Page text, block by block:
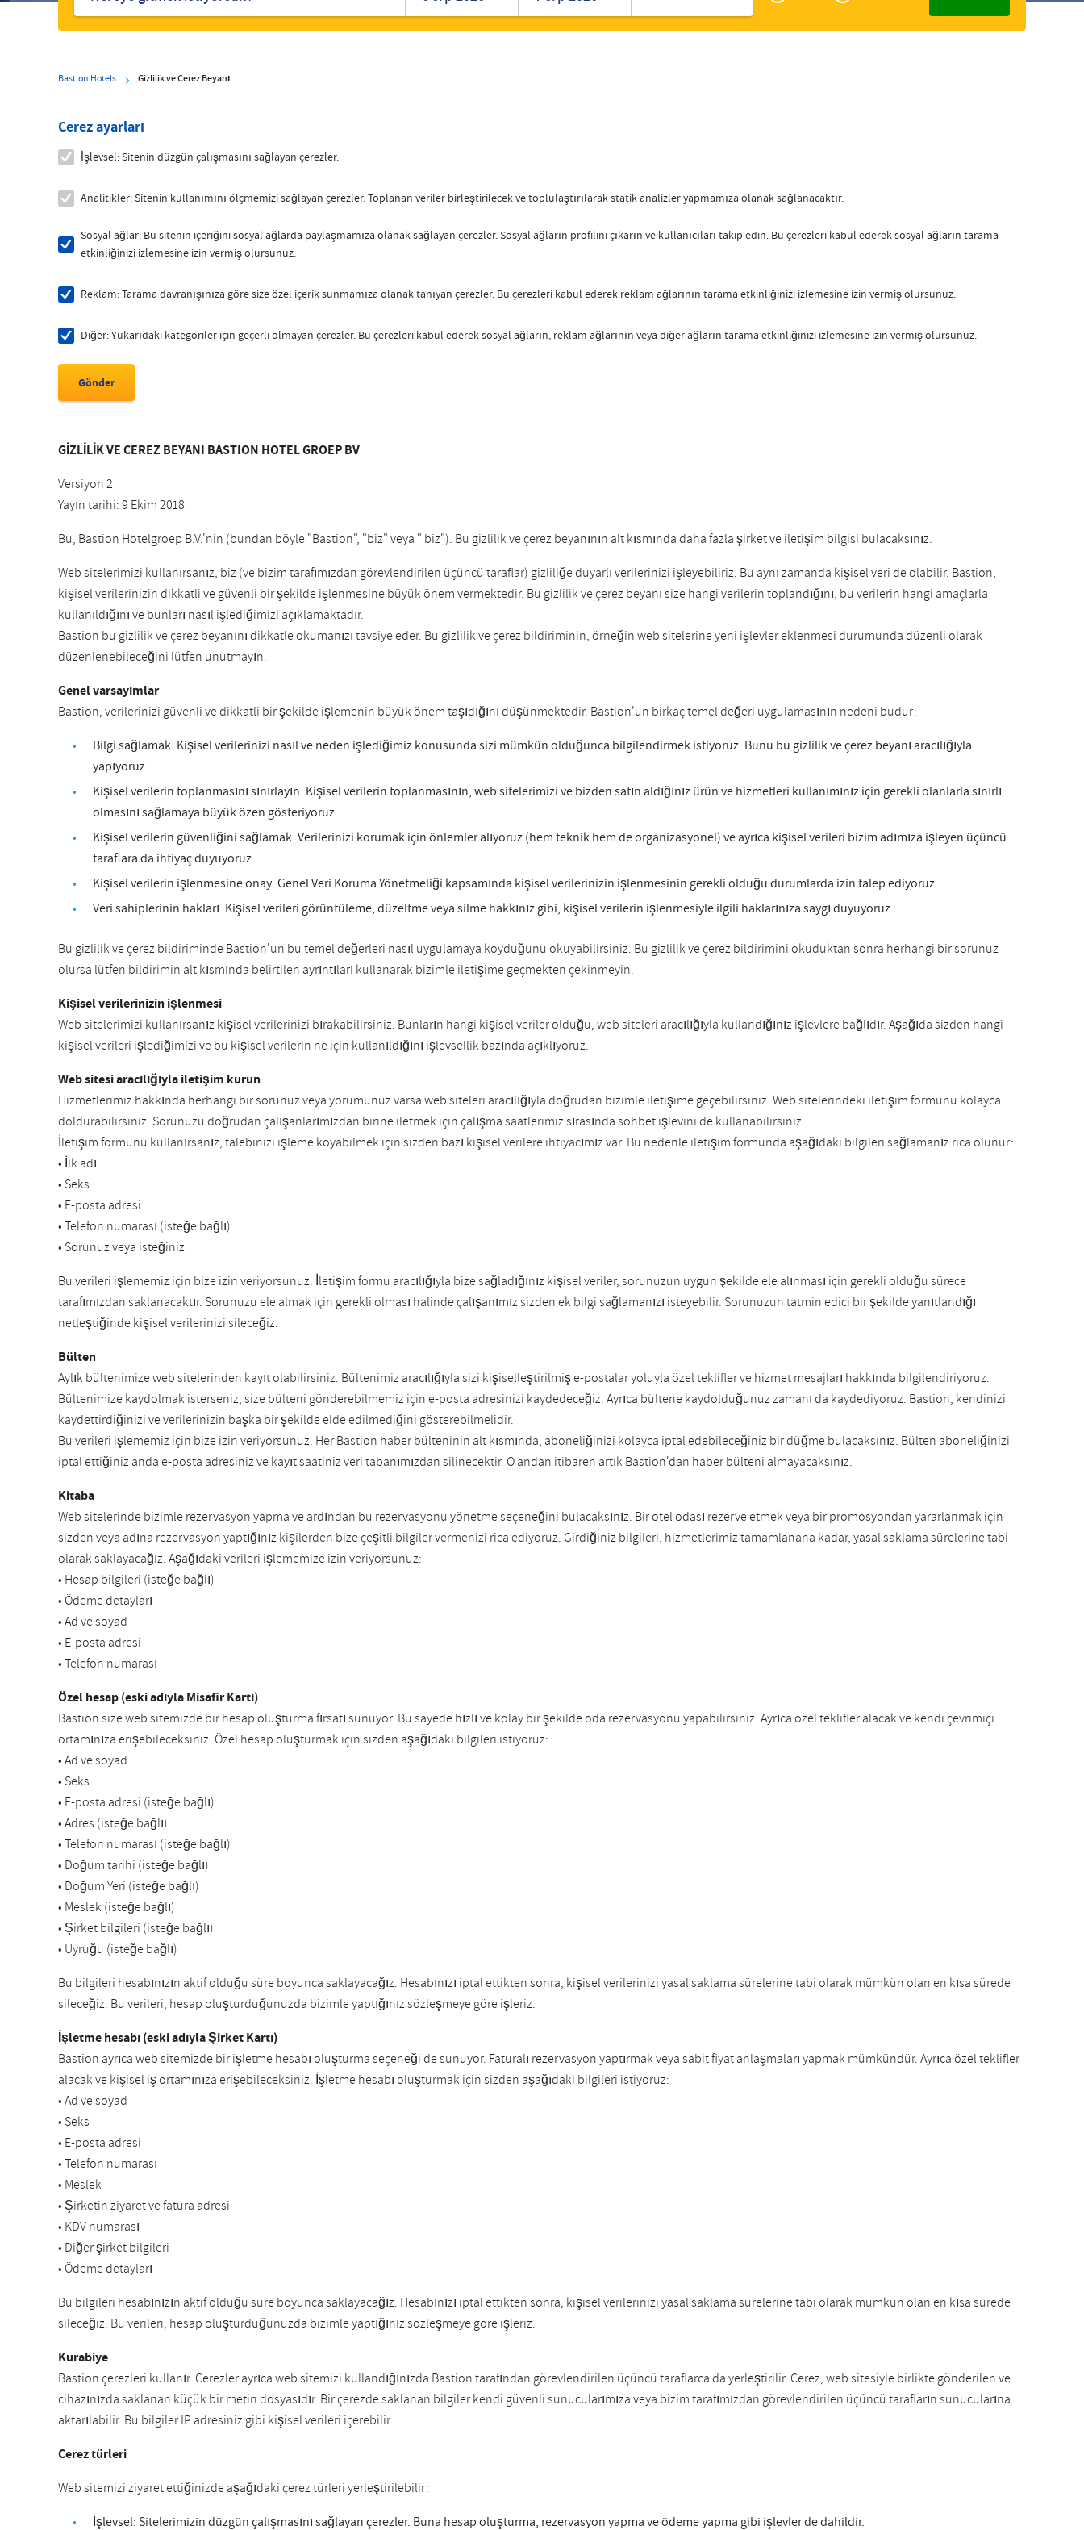
Romanian Turkish
Bastion Hotels Gizlilik ve Çerez Beyanı
Çerez ayarları
İşlevsel: Sitenin düzgün çalışmasını sağlayan çerezler.
Analitikler: Sitenin kullanımını ölçmemizi sağlayan çerezler. Toplanan veriler birleştirilecek ve toplulaştırılarak statik analizler yapmamıza olanak sağlanacaktır.
Sosyal ağlar: Bu sitenin içeriğini sosyal ağlarda paylaşmamıza olanak sağlayan çerezler. Sosyal ağların profilini çıkarın ve kullanıcıları takip edin. Bu çerezleri kabul ederek sosyal ağların tarama
etkinliğinizi izlemesine izin vermiş olursunuz.
Reklam: Tarama davranışınıza göre size özel içerik sunmamıza olanak tanıyan çerezler. Bu çerezleri kabul ederek reklam ağlarının tarama etkinliğinizi izlemesine izin vermiş olursunuz.
Diğer: Yukarıdaki kategoriler için geçerli olmayan çerezler. Bu çerezleri kabul ederek sosyal ağların, reklam ağlarının veya diğer ağların tarama etkinliğinizi izlemesine izin vermiş olursunuz.
GİZLİLİK VE ÇEREZ BEYANI BASTION HOTEL GROEP BV
Versiyon 2
Yayın tarihi: 9 Ekim 2018
Bu, Bastion Hotelgroep B.V.'nin (bundan böyle "Bastion", "biz" veya " biz"). Bu gizlilik ve çerez beyanının alt kısmında daha fazla şirket ve iletişim bilgisi bulacaksınız.
Web sitelerimizi kullanırsanız, biz (ve bizim tarafımızdan görevlendirilen üçüncü taraflar) gizliliğe duyarlı verilerinizi işleyebiliriz. Bu aynı zamanda kişisel veri de olabilir. Bastion,
kişisel verilerinizin dikkatli ve güvenli bir şekilde işlenmesine büyük önem vermektedir. Bu gizlilik ve çerez beyanı size hangi verilerin toplandığını, bu verilerin hangi amaçlarla
kullanıldığını ve bunları nasıl işlediğimizi açıklamaktadır.
Bastion bu gizlilik ve çerez beyanını dikkatle okumanızı tavsiye eder. Bu gizlilik ve çerez bildiriminin, örneğin web sitelerine yeni işlevler eklenmesi durumunda düzenli olarak
düzenlenebileceğini lütfen unutmayın.
Genel varsayımlar
Bastion, verilerinizi güvenli ve dikkatli bir şekilde işlemenin büyük önem taşıdığını düşünmektedir. Bastion'un birkaç temel değeri uygulamasının nedeni budur:
Bilgi sağlamak. Kişisel verilerinizi nasıl ve neden işlediğimiz konusunda sizi mümkün olduğunca bilgilendirmek istiyoruz. Bunu bu gizlilik ve çerez beyanı aracılığıyla
yapıyoruz.
Kişisel verilerin toplanmasını sınırlayın. Kişisel verilerin toplanmasının, web sitelerimizi ve bizden satın aldığınız ürün ve hizmetleri kullanımınız için gerekli olanlarla sınırlı
olmasını sağlamaya büyük özen gösteriyoruz.
Kişisel verilerin güvenliğini sağlamak. Verilerinizi korumak için önlemler alıyoruz (hem teknik hem de organizasyonel) ve ayrıca kişisel verileri bizim adımıza işleyen üçüncü
taraflara da ihtiyaç duyuyoruz.
Kişisel verilerin işlenmesine onay. Genel Veri Koruma Yönetmeliği kapsamında kişisel verilerinizin işlenmesinin gerekli olduğu durumlarda izin talep ediyoruz.
Veri sahiplerinin hakları. Kişisel verileri görüntüleme, düzeltme veya silme hakkınız gibi, kişisel verilerin işlenmesiyle ilgili haklarınıza saygı duyuyoruz.
Bu gizlilik ve çerez bildiriminde Bastion'un bu temel değerleri nasıl uygulamaya koyduğunu okuyabilirsiniz. Bu gizlilik ve çerez bildirimini okuduktan sonra herhangi bir sorunuz
olursa lütfen bildirimin alt kısmında belirtilen ayrıntıları kullanarak bizimle iletişime geçmekten çekinmeyin.
Kişisel verilerinizin işlenmesi
Web sitelerimizi kullanırsanız kişisel verilerinizi bırakabilirsiniz. Bunların hangi kişisel veriler olduğu, web siteleri aracılığıyla kullandığınız işlevlere bağlıdır. Aşağıda sizden hangi
kişisel verileri işlediğimizi ve bu kişisel verilerin ne için kullanıldığını işlevsellik bazında açıklıyoruz.
Web sitesi aracılığıyla iletişim kurun
Hizmetlerimiz hakkında herhangi bir sorunuz veya yorumunuz varsa web siteleri aracılığıyla doğrudan bizimle iletişime geçebilirsiniz. Web sitelerindeki iletişim formunu kolayca
doldurabilirsiniz. Sorunuzu doğrudan çalışanlarımızdan birine iletmek için çalışma saatlerimiz sırasında sohbet işlevini de kullanabilirsiniz.
İletişim formunu kullanırsanız, talebinizi işleme koyabilmek için sizden bazı kişisel verilere ihtiyacımız var. Bu nedenle iletişim formunda aşağıdaki bilgileri sağlamanız rica olunur:
• İlk adı
• Seks
• E-posta adresi
• Telefon numarası (isteğe bağlı)
• Sorunuz veya isteğiniz
Bu verileri işlememiz için bize izin veriyorsunuz. İletişim formu aracılığıyla bize sağladığınız kişisel veriler, sorunuzun uygun şekilde ele alınması için gerekli olduğu sürece
tarafımızdan saklanacaktır. Sorunuzu ele almak için gerekli olması halinde çalışanımız sizden ek bilgi sağlamanızı isteyebilir. Sorunuzun tatmin edici bir şekilde yanıtlandığı
netleştiğinde kişisel verilerinizi sileceğiz.
Bülten
Aylık bültenimize web sitelerinden kayıt olabilirsiniz. Bültenimiz aracılığıyla sizi kişiselleştirilmiş e-postalar yoluyla özel teklifler ve hizmet mesajları hakkında bilgilendiriyoruz.
Bültenimize kaydolmak isterseniz, size bülteni gönderebilmemiz için e-posta adresinizi kaydedeceğiz. Ayrıca bültene kaydolduğunuz zamanı da kaydediyoruz. Bastion, kendinizi
kaydettirdiğinizi ve verilerinizin başka bir şekilde elde edilmediğini gösterebilmelidir.
Bu verileri işlememiz için bize izin veriyorsunuz. Her Bastion haber bülteninin alt kısmında, aboneliğinizi kolayca iptal edebileceğiniz bir düğme bulacaksınız. Bülten aboneliğinizi
iptal ettiğiniz anda e-posta adresiniz ve kayıt saatiniz veri tabanımızdan silinecektir. O andan itibaren artık Bastion'dan haber bülteni almayacaksınız.
Kitaba
Web sitelerinde bizimle rezervasyon yapma ve ardından bu rezervasyonu yönetme seçeneğini bulacaksınız. Bir otel odası rezerve etmek veya bir promosyondan yararlanmak için
sizden veya adına rezervasyon yaptığınız kişilerden bize çeşitli bilgiler vermenizi rica ediyoruz. Girdiğiniz bilgileri, hizmetlerimiz tamamlanana kadar, yasal saklama sürelerine tabi
olarak saklayacağız. Aşağıdaki verileri işlememize izin veriyorsunuz:
• Hesap bilgileri (isteğe bağlı)
• Ödeme detayları
• Ad ve soyad
• E-posta adresi
• Telefon numarası
Özel hesap (eski adıyla Misafir Kartı)
Bastion size web sitemizde bir hesap oluşturma fırsatı sunuyor. Bu sayede hızlı ve kolay bir şekilde oda rezervasyonu yapabilirsiniz. Ayrıca özel teklifler alacak ve kendi çevrimiçi
ortamınıza erişebileceksiniz. Özel hesap oluşturmak için sizden aşağıdaki bilgileri istiyoruz:
• Ad ve soyad
• Seks
• E-posta adresi (isteğe bağlı)
• Adres (isteğe bağlı)
• Telefon numarası (isteğe bağlı)
• Doğum tarihi (isteğe bağlı)
• Doğum Yeri (isteğe bağlı)
• Meslek (isteğe bağlı)
• Şirket bilgileri (isteğe bağlı)
• Uyruğu (isteğe bağlı)
Bu bilgileri hesabınızın aktif olduğu süre boyunca saklayacağız. Hesabınızı iptal ettikten sonra, kişisel verilerinizi yasal saklama sürelerine tabi olarak mümkün olan en kısa sürede
sileceğiz. Bu verileri, hesap oluşturduğunuzda bizimle yaptığınız sözleşmeye göre işleriz.
İşletme hesabı (eski adıyla Şirket Kartı)
Bastion ayrıca web sitemizde bir işletme hesabı oluşturma seçeneği de sunuyor. Faturalı rezervasyon yaptırmak veya sabit fiyat anlaşmaları yapmak mümkündür. Ayrıca özel teklifler
alacak ve kişisel iş ortamınıza erişebileceksiniz. İşletme hesabı oluşturmak için sizden aşağıdaki bilgileri istiyoruz:
• Ad ve soyad
• Seks
• E-posta adresi
• Telefon numarası
• Meslek
• Şirketin ziyaret ve fatura adresi
• KDV numarası
• Diğer şirket bilgileri
• Ödeme detayları
Bu bilgileri hesabınızın aktif olduğu süre boyunca saklayacağız. Hesabınızı iptal ettikten sonra, kişisel verilerinizi yasal saklama sürelerine tabi olarak mümkün olan en kısa sürede
sileceğiz. Bu verileri, hesap oluşturduğunuzda bizimle yaptığınız sözleşmeye göre işleriz.
Kurabiye
Bastion çerezleri kullanır. Çerezler ayrıca web sitemizi kullandığınızda Bastion tarafından görevlendirilen üçüncü taraflarca da yerleştirilir. Çerez, web sitesiyle birlikte gönderilen ve
cihazınızda saklanan küçük bir metin dosyasıdır. Bir çerezde saklanan bilgiler kendi güvenli sunucularımıza veya bizim tarafımızdan görevlendirilen üçüncü tarafların sunucularına
aktarılabilir. Bu bilgiler IP adresiniz gibi kişisel verileri içerebilir.
Çerez türleri
Web sitemizi ziyaret ettiğinizde aşağıdaki çerez türleri yerleştirilebilir:
İşlevsel: Sitelerimizin düzgün çalışmasını sağlayan çerezler. Buna hesap oluşturma, rezervasyon yapma ve ödeme yapma gibi işlevler de dahildir.